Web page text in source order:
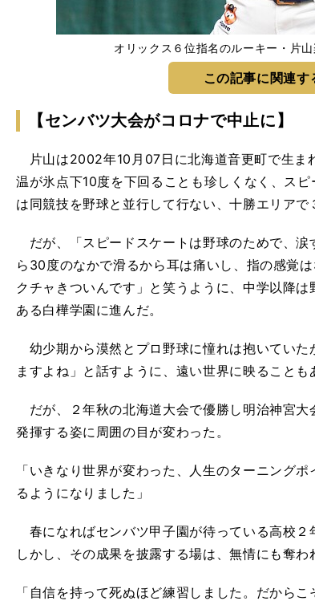
オリックス６位指名のルーキー・
この記事に関連す
【センバツ大会がコロナで中止に】
片山は2002年10月07日に北海道音更町で生ま
温が氷点下10度を下回ることも珍しくなく、ス
は同競技を野球と並行して行ない、十勝エリアで
だが、「スピードスケートは野球のためで、
ら30度のなかで滑るから耳は痛いし、指の感覚
クチャきついんです」と笑うように、中学以降
ある白樺学園に進んだ。
幼少期から漠然とプロ野球に憧れは抱いていた
ますよね」と話すように、遠い世界に映ることも
だが、２年秋の北海道大会で優勝し明治神宮
発揮する姿に周囲の目が変わった。
「いきなり世界が変わった、人生のターニング
るようになりました」
春になればセンバツ甲子園が待っている高校２
しかし、その成果を披露する場は、無情にも奪わ
「自信を持って死ぬほど練習しました。だから